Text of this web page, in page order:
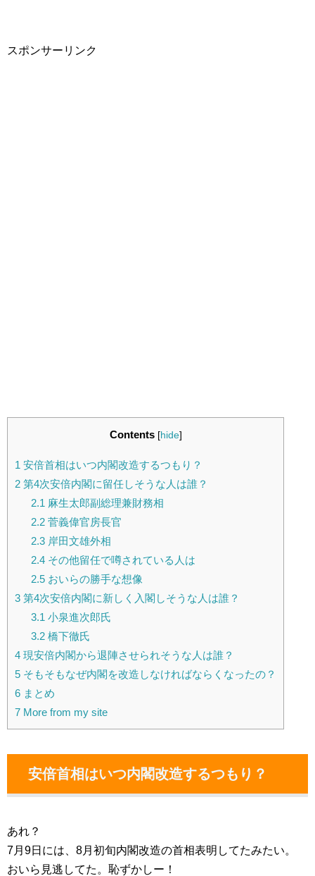
スポンサーリンク
Contents [hide]
1 安倍首相はいつ内閣改造するつもり？
2 第4次安倍内閣に留任しそうな人は誰？
2.1 麻生太郎副総理兼財務相
2.2菅義偉官房長官
2.3岸田文雄外相
2.4その他留任で噂されている人は
2.5おいらの勝手な想像
3 第4次安倍内閣に新しく入閣しそうな人は誰？
3.1 小泉進次郎氏
3.2橋下徹氏
4 現安倍内閣から退陣させられそうな人は誰？
5 そもそもなぜ内閣を改造しなければならくなったの？
6 まとめ
7 More from my site
安倍首相はいつ内閣改造するつもり？
あれ？
7月9日には、8月初旬内閣改造の首相表明してたみたい。
おいら見逃してた。恥ずかしー！